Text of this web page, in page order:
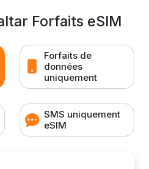
Forfaits eSIM
Forfaits de
données
uniquement
SMS uniquement
eSIM